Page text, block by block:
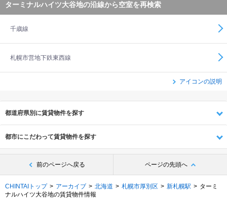
ターミナルハイツ大谷地の沿線から空室を再検索
千歳線
札幌市営地下鉄東西線
アイコンの説明
都道府県別に賃貸物件を探す
都市にこだわって賃貸物件を探す
前のページへ戻る ページの先頭へ
CHINTAIトップ アーカイブ 北海道 札幌市厚別区 新札幌駅
ターミ
ナルハイツ大谷地の賃貸物件情報